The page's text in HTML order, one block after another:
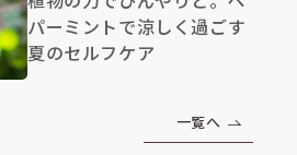
パーミントで涼しく過ごす
夏のセルフケア
一覧へ